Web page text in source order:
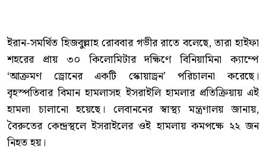
ইরান-সমর্থিত হিজবুল্লাহ রোববার গভীর রাতে বলেছে, তারা হাইফা
শহরের প্রায় ৩০ কিলোমিটার দক্ষিণে বিনিয়ামিনা ক্যাম্পে
‘আক্রমণ ড্রোনের একটি স্কোয়াড্রন’ পরিচালনা করেছে।
বৃহস্পতিবার বিমান হামলাসহ ইসরাইলি হামলার প্রতিক্রিয়ায় এই
হামলা চালানো হয়েছে। লেবাননের স্বাস্থ্য মন্ত্রণালয় জানায়,
বৈরুতের কেন্দ্রস্থলে ইসরাইলের ওই হামলায় কমপক্ষে ২২ জন
নিহত হয়।